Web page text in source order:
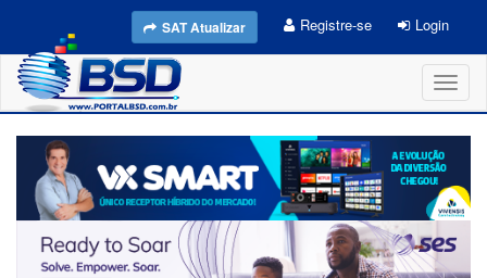
SAT Atualizar Registre-se Login